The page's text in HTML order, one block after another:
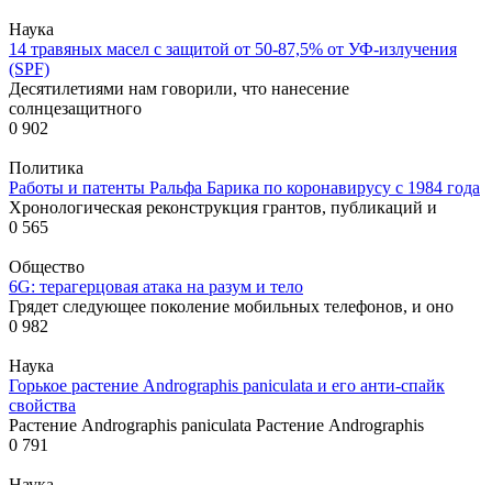
Наука
14 травяных масел с защитой от 50-87,5% от УФ-излучения
(SPF)
Десятилетиями нам говорили, что нанесение
солнцезащитного
0 902
Политика
Работы и патенты Ральфа Барика по коронавирусу с 1984 года
Хронологическая реконструкция грантов, публикаций и
0 565
Общество
6G: терагерцовая атака на разум и тело
Грядет следующее поколение мобильных телефонов, и оно
0 982
Наука
Горькое растение Andrographis paniculata и его анти-спайк
свойства
Растение Andrographis paniculata Растение Andrographis
0 791